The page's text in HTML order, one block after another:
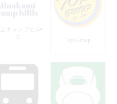
上キャンプヒル
Top Group